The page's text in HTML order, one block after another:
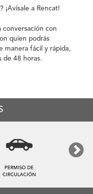
¡Avísale a Rencat!
conversación con
quien podrás
manera fácil y rápida,
de 48 horas.
PERMISO DE
CIRCULACIÓN
Next